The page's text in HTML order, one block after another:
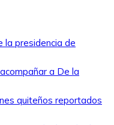
la presidencia de
a De la
quiteños reportados